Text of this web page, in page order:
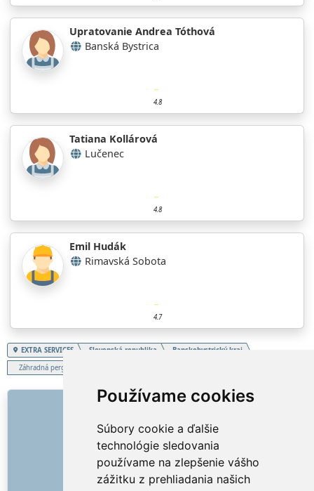
Používame cookies
Súbory cookie a ďalšie
technológie sledovania
používame na zlepšenie vášho
zážitku z prehliadania našich
Upratovanie Andrea Tóthová
Banská Bystrica
4.8
Tatiana Kollárová
Lučenec
4.8
Emil Hudák
Rimavská Sobota
4.7
EXTRA SERVICES Slovenská republika
Banskobystrický kraj
Záhradná pergola
ODKAZY
O nás
Ako to všetko začalo
Cenník
Všeobecné obchodné podmienky